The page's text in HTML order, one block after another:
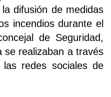
difusión de medidas
incendios durante el
de Seguridad,
se realizaban a través
redes sociales de